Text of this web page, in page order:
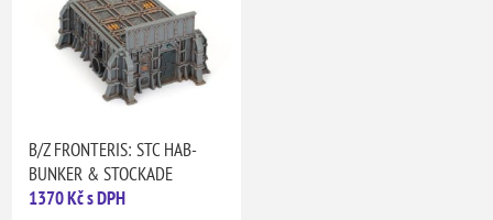
B/Z FRONTERIS: STC HAB-
BUNKER & STOCKADE
1370 Kč s DPH